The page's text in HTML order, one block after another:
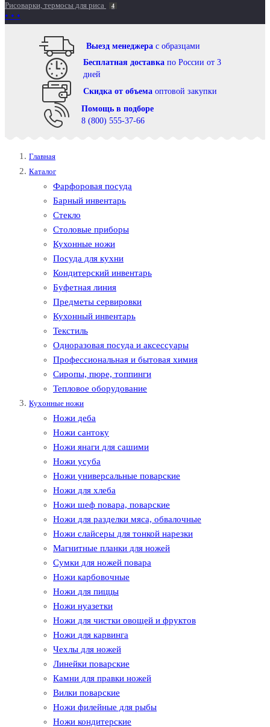
Рисоварки, термосы для риса 4
• • •
Выезд менеджера с образцами
Бесплатная доставка по России от 3
дней
Cкидка от объема оптовой закупки
Помощь в подборе
8 (800) 555-37-66
Главная
Каталог
Фарфоровая посуда
Барный инвентарь
Стекло
Столовые приборы
Кухонные ножи
Посуда для кухни
Кондитерский инвентарь
Буфетная линия
Предметы сервировки
Кухонный инвентарь
Текстиль
Одноразовая посуда и аксессуары
Профессиональная и бытовая химия
Сиропы, пюре, топпинги
Тепловое оборудование
Кухонные ножи
Ножи деба
Ножи сантоку
Ножи янаги для сашими
Ножи усуба
Ножи универсальные поварские
Ножи для хлеба
Ножи шеф повара, поварские
Ножи для разделки мяса, обвалочные
Ножи слайсеры для тонкой нарезки
Магнитные планки для ножей
Сумки для ножей повара
Ножи карбовочные
Ножи для пиццы
Ножи нуазетки
Ножи для чистки овощей и фруктов
Ножи для карвинга
Чехлы для ножей
Линейки поварские
Камни для правки ножей
Вилки поварские
Ножи филейные для рыбы
Ножи кондитерские